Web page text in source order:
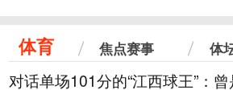
体育 焦点赛事 体
对话单场101分的“江西球王”：曾